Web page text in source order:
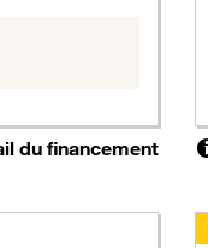
du financement